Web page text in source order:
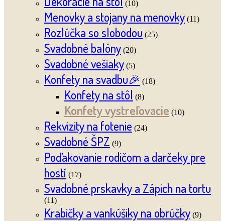
(10)
Menovky a stojany na menovky (11)
Rozlúčka so slobodou (25)
Svadobné balóny (20)
Svadobné vešiaky (5)
Konfety na svadbu🎉 (18)
Konfety na stôl (8)
Konfety vystreľovacie (10)
Rekvizity na fotenie (24)
Svadobné ŠPZ (9)
Poďakovanie rodičom a darčeky pre
hostí (17)
Svadobné prskavky a Zápich na tortu
(11)
Krabičky a vankúšiky na obrúčky (9)